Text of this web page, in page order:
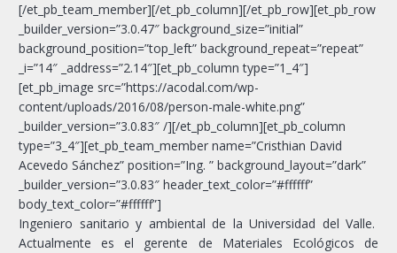
[/et_pb_team_member][/et_pb_column][/et_pb_row][et_pb_row
_builder_version=”3.0.47″ background_size=”initial”
background_position=”top_left” background_repeat=”repeat”
_i=”14″ _address=”2.14″][et_pb_column type=”1_4″]
[et_pb_image src=”https://acodal.com/wp-
content/uploads/2016/08/person-male-white.png”
_builder_version=”3.0.83″ /][/et_pb_column][et_pb_column
type=”3_4″][et_pb_team_member name=”Cristhian David
Acevedo Sánchez” position=”Ing. ” background_layout=”dark”
_builder_version=”3.0.83″ header_text_color=”#ffffff”
body_text_color=”#ffffff”]
Ingeniero sanitario y ambiental de la Universidad del Valle.
Actualmente es el gerente de Materiales Ecológicos de